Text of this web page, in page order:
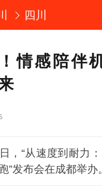
四川
情感陪伴
，“从速度到耐力
”发布会在成都举办。